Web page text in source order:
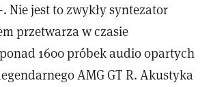
Nie jest to zwykły syntezator
przetwarza w czasie
1600 próbek audio opartych
AMG GT R. Akustyka